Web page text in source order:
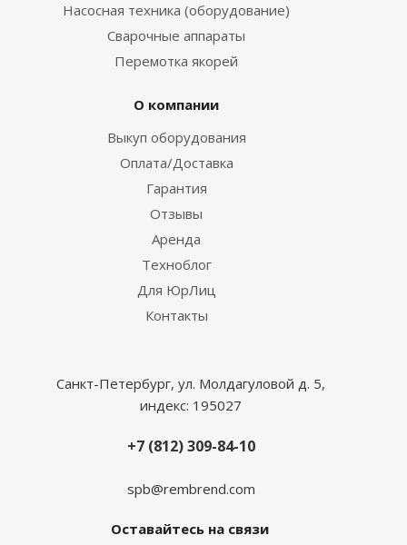
Насосная техника (оборудование)
Сварочные аппараты
Перемотка якорей
О компании
Выкуп оборудования
Оплата/Доставка
Гарантия
Отзывы
Аренда
Техноблог
Для ЮрЛиц
Контакты
Санкт-Петербург, ул. Молдагуловой д. 5,
индекс: 195027
+7 (812) 309-84-10
spb@rembrend.com
Оставайтесь на связи